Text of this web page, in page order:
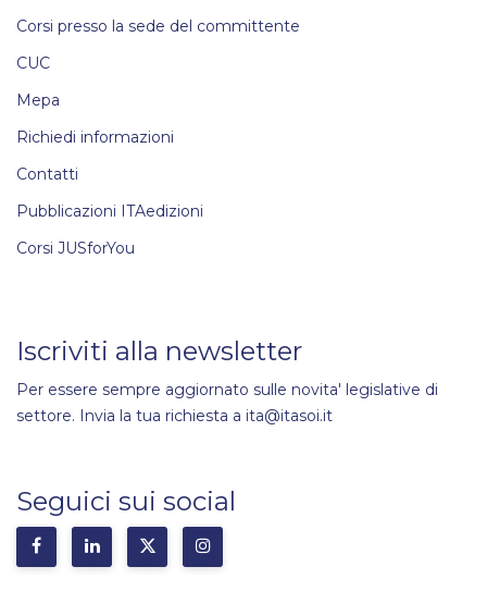
Corsi presso la sede del committente
CUC
Mepa
Richiedi informazioni
Contatti
Pubblicazioni ITAedizioni
Corsi JUSforYou
Iscriviti alla newsletter
Per essere sempre aggiornato sulle novita' legislative di
settore. Invia la tua richiesta a ita@itasoi.it
Seguici sui social